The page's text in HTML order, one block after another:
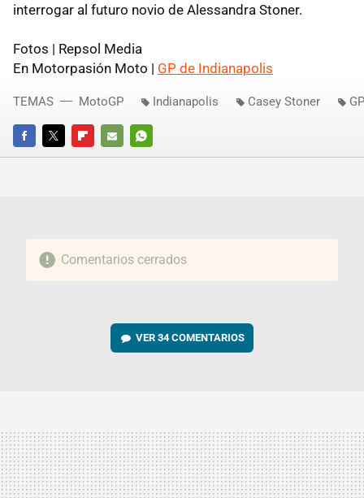
interrogar al futuro novio de Alessandra Stoner.
Fotos | Repsol Media
En Motorpasión Moto | GP de Indianapolis
FACEBOOKTWITTERFLIPBOARD
E-
WHATSAPP
TEMAS MotoGP Indianapolis Casey Stoner
Comentarios cerrados
VER 34 COMENTARIOS